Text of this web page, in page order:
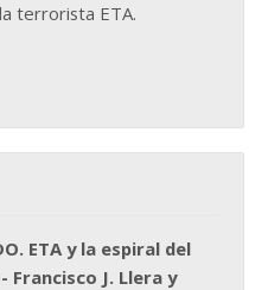
terrorista ETA.
ETA y la espiral del
Francisco J. Llera y